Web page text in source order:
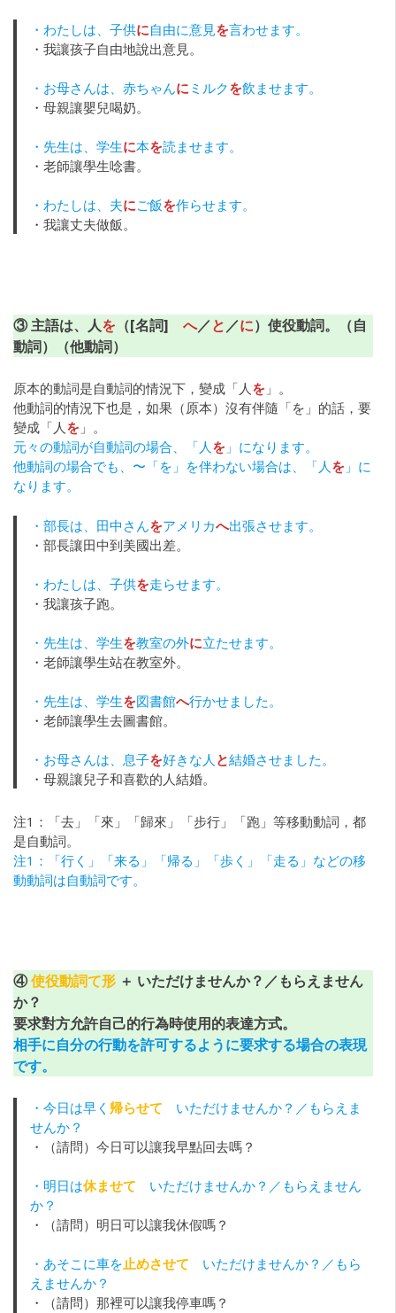
・わたしは、子供に自由に意見を言わせます。
・我讓孩子自由地說出意見。
・お母さんは、赤ちゃんにミルクを飲ませます。
・母親讓嬰兒喝奶。
・先生は、学生に本を読ませます。
・老師讓學生唸書。
・わたしは、夫にご飯を作らせます。
・我讓丈夫做飯。
③ 主語は、人を （[名詞] へ／と／に）使役動詞。（自
動詞）（他動詞）
原本的動詞是自動詞的情況下，變成「人を 」。
他動詞的情況下也是，如果（原本）沒有伴隨「を」的話，要
變成「人を 」。
元々の動詞が自動詞の場合、「人を 」になります。
他動詞の場合でも、〜「を」を伴わない場合は、「人を 」に
なります。
・部長は、田中さんをアメリカへ出張させます。
・部長讓田中到美國出差。
・わたしは、子供を走らせます。
・我讓孩子跑。
・先生は、学生を教室の外に立たせます。
・老師讓學生站在教室外。
・先生は、学生を図書館へ行かせました。
・老師讓學生去圖書館。
・お母さんは、息子を好きな人 と結婚させました。
・母親讓兒子和喜歡的人結婚。
注1：「去」「來」「歸來」「步行」「跑」等移動動詞，都
是自動詞。
注1：「行く」「来る」「帰る」「歩く」「走る」などの移
動動詞は自動詞です。
④使役動詞て形 ＋ いただけませんか？／もらえません
か？
要求對方允許自己的行為時使用的表達方式。
相手に自分の行動を許可するように要求する場合の表現
です。
・今日は早く 帰らせて いただけませんか？／もらえま
せんか？
・（請問）今日可以讓我早點回去嗎？
・明日は休ませて いただけませんか？／もらえません
か？
・（請問）明日可以讓我休假嗎？
・あそこに車を止めさせて いただけませんか？／もら
えませんか？
・（請問）那裡可以讓我停車嗎？